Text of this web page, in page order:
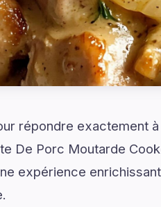
répondre exactement
De Porc Moutarde
expérience